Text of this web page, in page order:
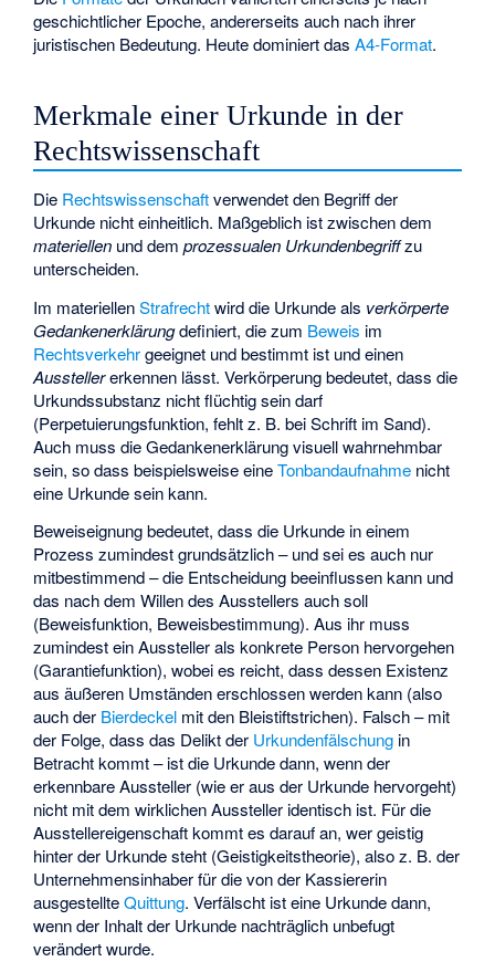
geschichtlicher Epoche, andererseits auch nach ihrer
juristischen Bedeutung. Heute dominiert dasA4-Format.
Merkmale einer Urkunde in der
Rechtswissenschaft
Die Rechtswissenschaftverwendet den Begriff der
Urkunde nicht einheitlich. Maßgeblich ist zwischen dem
materiellen und demprozessualen Urkundenbegriffzu
unterscheiden.
Im materiellenStrafrechtwird die Urkunde als verkörperte
Gedankenerklärungdefiniert, die zum Beweis im
Rechtsverkehrgeeignet und bestimmt ist und einen
Ausstellererkennen lässt. Verkörperung bedeutet, dass die
Urkundssubstanz nicht flüchtig sein darf
(Perpetuierungsfunktion, fehlt z. B. bei Schrift im Sand).
Auch muss die Gedankenerklärung visuell wahrnehmbar
sein, so dass beispielsweise eineTonbandaufnahme nicht
eine Urkunde sein kann.
Beweiseignung bedeutet, dass die Urkunde in einem
Prozess zumindest grundsätzlich – und sei es auch nur
mitbestimmend – die Entscheidung beeinflussen kann und
das nach dem Willen des Ausstellers auch soll
(Beweisfunktion, Beweisbestimmung). Aus ihr muss
zumindest ein Aussteller als konkrete Person hervorgehen
(Garantiefunktion), wobei es reicht, dass dessen Existenz
aus äußeren Umständen erschlossen werden kann (also
auch der Bierdeckel mit den Bleistiftstrichen). Falsch – mit
der Folge, dass das Delikt der Urkundenfälschung in
Betracht kommt – ist die Urkunde dann, wenn der
erkennbare Aussteller (wie er aus der Urkunde hervorgeht)
nicht mit dem wirklichen Aussteller identisch ist. Für die
Ausstellereigenschaft kommt es darauf an, wer geistig
hinter der Urkunde steht (Geistigkeitstheorie), also z. B. der
Unternehmensinhaber für die von der Kassiererin
ausgestellteQuittung. Verfälscht ist eine Urkunde dann,
wenn der Inhalt der Urkunde nachträglich unbefugt
verändert wurde.